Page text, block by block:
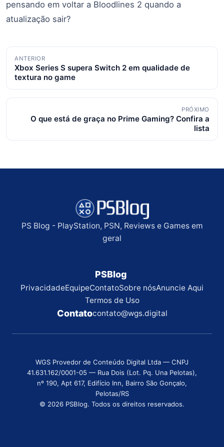
pensando em voltar a Bloodlines 2 quando a
atualização sair?
Navegação
de
posts
ANTERIOR
Xbox Series S supera Switch 2 em qualidade de
textura no game
PRÓXIMO
O que está de graça no Prime Gaming? Confira a
lista
PS Blog - PlayStation, PSN, Reviews e Games em
geral
PSBlog
PrivacidadeEquipeContatoSobre nósAnuncie Aqui
Termos de Uso
Contatocontato@wgs.digital
WGS Provedor de Conteúdo Digital Ltda — CNPJ
41.631.162/0001-05 — Rua Dois (Lot. Pq. Una Pelotas),
nº 190, Apt 617, Edifício Inn, Bairro São Gonçalo,
Pelotas/RS
© 2026 PSBlog. Todos os direitos reservados.